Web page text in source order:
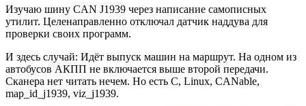
Изучаю шину CAN J1939 через написание самописных
утилит. Целенаправленно отключал датчик наддува для
проверки своих программ.
И здесь случай: Идёт выпуск машин на маршрут. На одном из
автобусов АКПП не включается выше второй передачи.
Сканера нет читать нечем. Но есть C, Linux, CANable,
map_id_j1939, viz_j1939.